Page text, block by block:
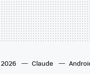
Claude